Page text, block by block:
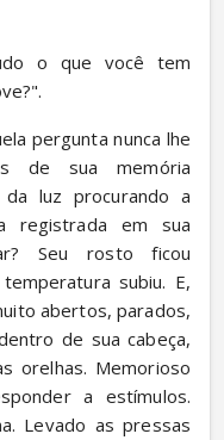
o que você tem
pergunta nunca lhe
de sua memória
da luz procurando a
registrada em sua
Seu rosto ficou
subiu. E,
abertos, parados,
de sua cabeça,
orelhas. Memorioso
a estímulos.
Levado as pressas